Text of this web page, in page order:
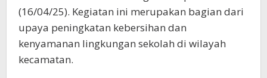
(16/04/25). Kegiatan ini merupakan bagian dari
upaya peningkatan kebersihan dan
kenyamanan lingkungan sekolah di wilayah
kecamatan.